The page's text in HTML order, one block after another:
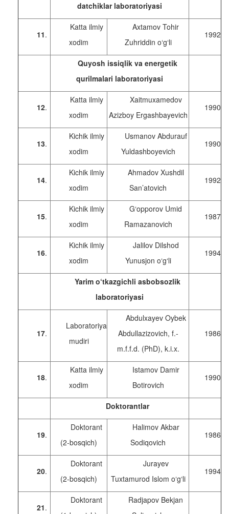
datchiklar laboratoriyasi
11.
Katta ilmiy
xodim
Axtamov Tohir
Zuhriddin o‘g‘li
1992
Quyosh issiqlik va energetik
qurilmalari laboratoriyasi
12.
Katta ilmiy
xodim
Xaitmuxamedov
Azizboy Ergashbayevich
1990
13.
Kichik ilmiy
xodim
Usmanov Abdurauf
Yuldashboyevich
1990
14.
Kichik ilmiy
xodim
Ahmadov Xushdil
San’atovich
1992
15.
Kichik ilmiy
xodim
G‘opporov Umid
Ramazanovich
1987
16.
Kichik ilmiy
xodim
Jalilov Dilshod
Yunusjon o‘g‘li
1994
Yarim o‘tkazgichli asbobsozlik
laboratoriyasi
17.
Laboratoriya
mudiri
Abdulxayev Oybek
Abdullazizovich, f.-
m.f.f.d. (PhD), k.i.x.
1986
18.
Katta ilmiy
xodim
Istamov Damir
Botirovich
1990
Doktorantlar
19.
Doktorant
(2-bosqich)
Halimov Akbar
Sodiqovich
1986
20.
Doktorant
(2-bosqich)
Jurayev
Tuxtamurod Islom o‘g‘li
1994
21.
Doktorant
Radjapov Bekjan